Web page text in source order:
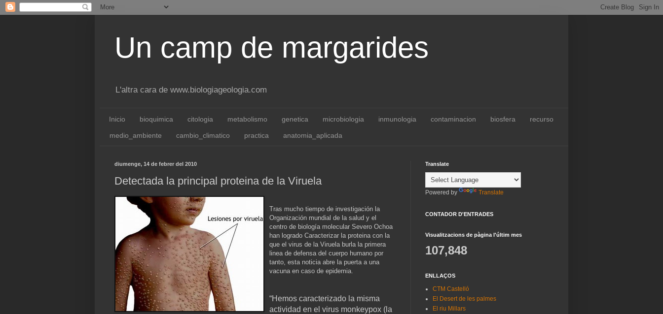
Un camp de margarides
L'altra cara de www.biologiageologia.com
Inicio bioquimica citologia metabolismo genetica microbiologia inmunologia contaminacion biosfera recurso
medio_ambiente cambio_climatico practica anatomia_aplicada
diumenge, 14 de febrer del 2010
Detectada la principal proteina de la Viruela
Tras mucho tiempo de investigación la
Organización mundial de la salud y el
centro de biología molecular Severo Ochoa
han logrado Caracterizar la proteina con la
que el virus de la Viruela burla la primera
linea de defensa del cuerpo humano por
tanto, esta noticia abre la puerta a una
vacuna en caso de epidemia.
“Hemos caracterizado la misma
actividad en el virus monkeypox (la
Translate
Powered by Translate
CONTADOR D'ENTRADES
Visualitzacions de pàgina l'últim mes
107,848
ENLLAÇOS
CTM Castelló
El Desert de les palmes
El riu Millars